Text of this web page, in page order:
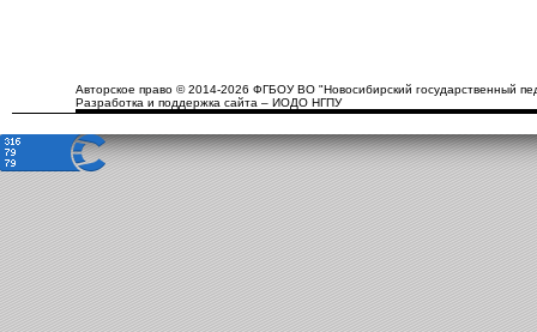
Авторское право © 2014-2026 ФГБОУ ВО "Новосибирский государственный
Разработка и поддержка сайта – ИОДО НГПУ